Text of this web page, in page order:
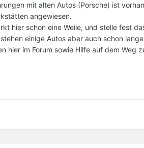
mit alten Autos (Porsche) ist
angewiesen.
hier schon eine Weile, und stelle fest
einige Autos aber auch schon
hier im Forum sowie Hilfe auf dem Weg